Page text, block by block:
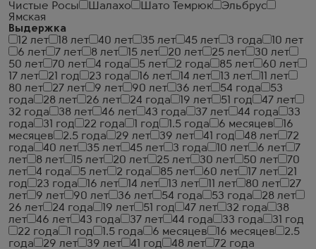
Чистые Росы
Шалахо Шато Темрюк
Эльбрус
Ямская
Выдержка
12 лет
18 лет 40 лет 35 лет 45 лет 3 года
10 лет
6 лет
7 лет 8 лет 15 лет 20 лет 25 лет
30 лет
50 лет
70 лет 4 года 5 лет 2 года 85 лет
60 лет
17 лет
21 год 23 года 16 лет 14 лет 13 лет
11 лет
80 лет
27 лет 9 лет 90 лет 36 лет 54 года
53
года
28 лет 26 лет 24 года 19 лет 51 год
47 лет
32 года
38 лет 46 лет 43 года 37 лет 44 года
33
года
31 год 22 года 1 год 1.5 года 6 месяцев
16
месяцев
2.5 года 29 лет 39 лет 41 год 48 лет
72
года
40 лет 35 лет 45 лет 3 года 10 лет 6 лет
7
лет
8 лет 15 лет 20 лет 25 лет 30 лет 50 лет
70
лет
4 года 5 лет 2 года 85 лет 60 лет 17 лет
21
год
23 года 16 лет 14 лет 13 лет 11 лет 80 лет
27
лет
9 лет 90 лет 36 лет 54 года 53 года
28 лет
26 лет
24 года 19 лет 51 год 47 лет 32 года
38
лет
46 лет 43 года 37 лет 44 года 33 года
31 год
22 года
1 год 1.5 года 6 месяцев 16 месяцев
2.5
года
29 лет 39 лет 41 год 48 лет
72 года